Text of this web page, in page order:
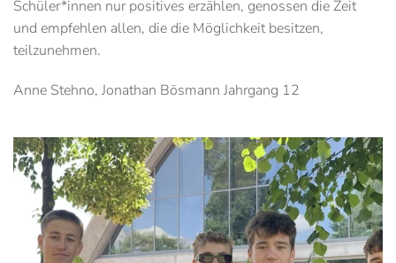
Schüler*innen nur positives erzählen, genossen die Zeit
und empfehlen allen, die die Möglichkeit besitzen,
teilzunehmen.
Anne Stehno, Jonathan Bösmann Jahrgang 12